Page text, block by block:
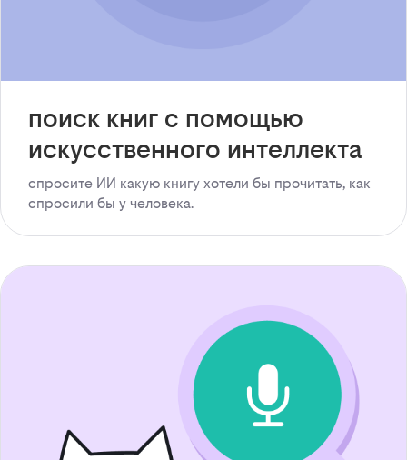
поиск книг с помощью
искусственного интеллекта
спросите ИИ какую книгу хотели бы прочитать, как
спросили бы у человека.